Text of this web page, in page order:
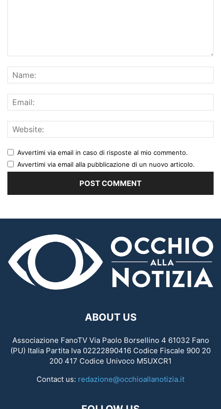
Avvertimi via email in caso di risposte al mio commento.
Avvertimi via email alla pubblicazione di un nuovo articolo.
ABOUT US
Associazione FanoTV Via Paolo Borsellino 4 61032 Fano
(PU) Italia Partita Iva 02222890416 Codice Fiscale 900 20
200 417 Codice Univoco M5UXCR1
Contact us: redazione@occhioallanotizia.it